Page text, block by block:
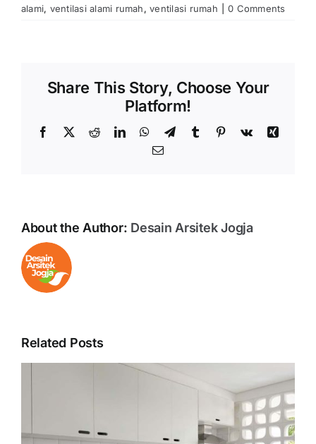
alami, ventilasi alami rumah,ventilasi rumah 0 Comments
Share This Story, Choose Your
Platform!
Facebook
X RedditLinkedInWhatsApp
TelegramTumblr Pinterest
Vk
Xing
Email
About the Author: Desain Arsitek Jogja
Related Posts